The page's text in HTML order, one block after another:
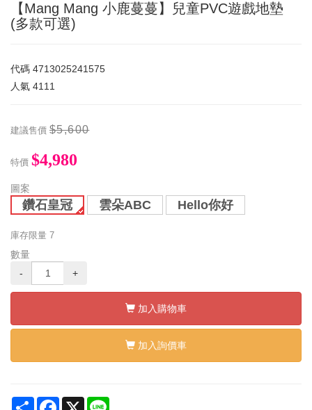
【Mang Mang 小鹿蔓蔓】兒童PVC遊戲地墊
(多款可選)
代碼 4713025241575
人氣 4111
建議售價 $5,600
特價 $4,980
圖案
鑽石皇冠 雲朵ABC Hello你好
庫存限量 7
數量
-
+
加入購物車
加入詢價車
Share Facebook
X